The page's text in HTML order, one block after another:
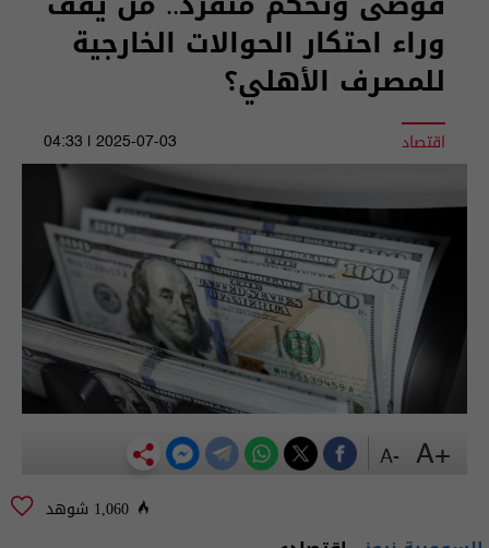
وراء احتكار الحوالات الخارجية
للمصرف الأهلي؟
اقتصاد 2025-07-03 | 04:33
1,060 شوهد
+A
-A